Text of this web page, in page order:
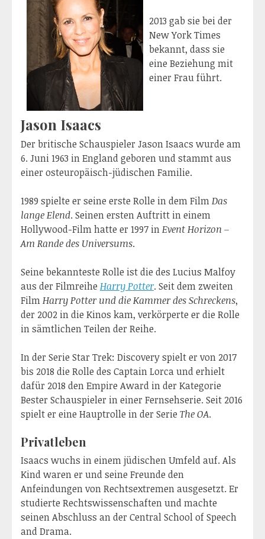
2013 gab sie bei der
New York Times
bekannt, dass sie
eine Beziehung mit
einer Frau führt.
Jason Isaacs
Der britische Schauspieler Jason Isaacs wurde am
6. Juni 1963 in England geboren und stammt aus
einer osteuropäisch-jüdischen Familie.
1989 spielte er seine erste Rolle in dem FilmDas
lange Elend. Seinen ersten Auftritt in einem
Hollywood-Film hatte er 1997 inEvent Horizon –
Am Rande des Universums.
Seine bekannteste Rolle ist die des Lucius Malfoy
aus der Filmreihe Harry Potter. Seit dem zweiten
FilmHarry Potter und die Kammer des Schreckens,
der 2002 in die Kinos kam, verkörperte er die Rolle
in sämtlichen Teilen der Reihe.
In der Serie Star Trek: Discovery spielt er von 2017
bis 2018 die Rolle des Captain Lorca und erhielt
dafür 2018 den Empire Award in der Kategorie
Bester Schauspieler in einer Fernsehserie. Seit 2016
spielt er eine Hauptrolle in der Serie The OA.
Privatleben
Isaacs wuchs in einem jüdischen Umfeld auf. Als
Kind waren er und seine Freunde den
Anfeindungen von Rechtsextremen ausgesetzt. Er
studierte Rechtswissenschaften und machte
seinen Abschluss an der Central School of Speech
and Drama.